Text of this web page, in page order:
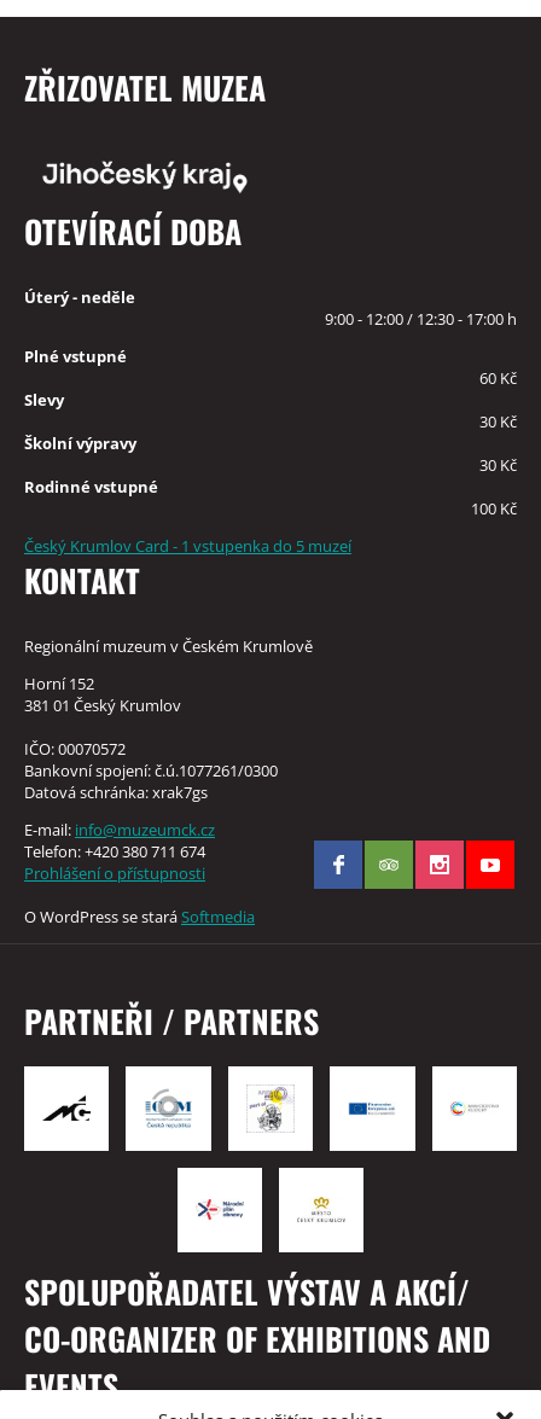
ZŘIZOVATEL MUZEA
OTEVÍRACÍ DOBA
Úterý - neděle
9:00 - 12:00 / 12:30 - 17:00 h
Plné vstupné
60 Kč
Slevy
30 Kč
Školní výpravy
30 Kč
Rodinné vstupné
100 Kč
Český Krumlov Card - 1 vstupenka do 5 muzeí
KONTAKT
Regionální muzeum v Českém Krumlově
Horní 152
381 01 Český Krumlov
IČO: 00070572
Bankovní spojení: č.ú.1077261/0300
Datová schránka: xrak7gs
E-mail: info@muzeumck.cz
Telefon: +420 380 711 674
Prohlášení o přístupnosti
O WordPress se staráSoftmedia
PARTNEŘI / PARTNERS
SPOLUPOŘADATEL VÝSTAV A AKCÍ/
CO-ORGANIZER OF EXHIBITIONS AND
EVENTS